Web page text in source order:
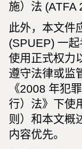
施）法 (ATFA
此外，本文件
(SPUEP) 一
使用正式权力
遵守法律或监
《2008 年犯
行）法》下使
则）和本文概
内容优先。